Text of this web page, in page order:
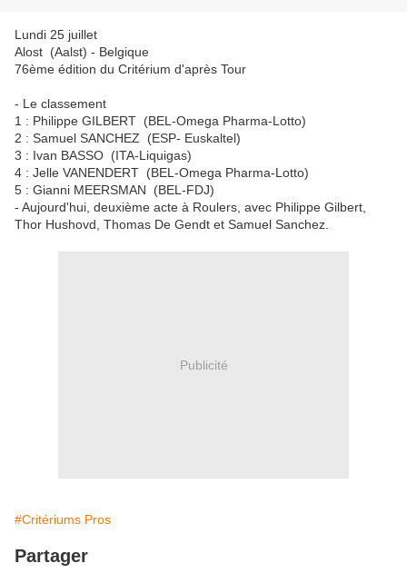
Lundi 25 juillet
Alost (Aalst) - Belgique
76ème édition du Critérium d'après Tour
- Le classement
1 : Philippe GILBERT (BEL-Omega Pharma-Lotto)
2 : Samuel SANCHEZ (ESP- Euskaltel)
3 : Ivan BASSO (ITA-Liquigas)
4 : Jelle VANENDERT (BEL-Omega Pharma-Lotto)
5 : Gianni MEERSMAN (BEL-FDJ)
- Aujourd'hui, deuxième acte à Roulers, avec Philippe Gilbert,
Thor Hushovd, Thomas De Gendt et Samuel Sanchez.
Publicité
#Critériums Pros
Partager